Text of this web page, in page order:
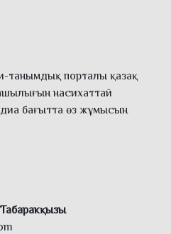
танымдық порталы қазақ
насихаттай
бағытта өз жұмысын